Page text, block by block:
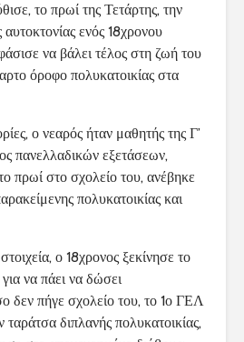
το πρωί της Τετάρτης, την
ενός 18χρονου
να βάλει τέλος στη ζωή του
όροφο πολυκατοικίας στα
ο νεαρός ήταν μαθητής της Γ’
πανελλαδικών εξετάσεων,
πρωί στο σχολείο του, ανέβηκε
πολυκατοικίας και
ο 18χρονος ξεκίνησε το
να πάει να δώσει
δεν πήγε σχολείο του, το 1ο ΓΕΛ
ταράτσα διπλανής πολυκατοικίας,